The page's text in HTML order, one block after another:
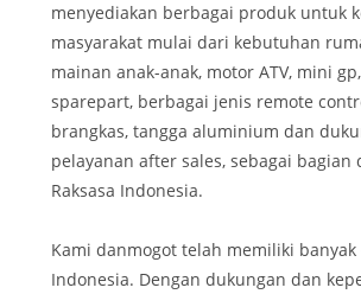
menyediakan berbagai produk untuk
masyarakat mulai dari kebutuhan
mainan anak-anak, motor ATV, mini
sparepart, berbagai jenis remote
brangkas, tangga aluminium dan
pelayanan after sales, sebagai bagian
Raksasa Indonesia.
Kami danmogot telah memiliki banyak
Indonesia. Dengan dukungan dan